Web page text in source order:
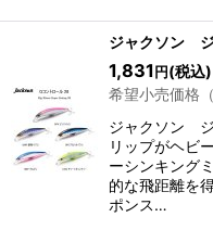
ジャクソン
1,831 円 (税込)
希望小売価格（
ジャクソン
リップがヘビ
ーシンキング
的な飛距離を
ポンス…